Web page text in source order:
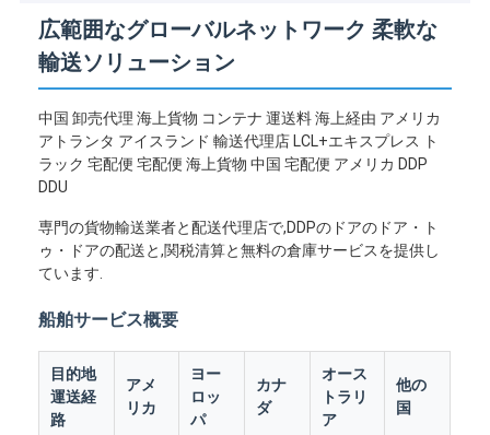
広範囲なグローバルネットワーク 柔軟な
輸送ソリューション
中国 卸売代理 海上貨物 コンテナ 運送料 海上経由 アメリカ
アトランタ アイスランド 輸送代理店 LCL+エキスプレス ト
ラック 宅配便 宅配便 海上貨物 中国 宅配便 アメリカ DDP
DDU
専門の貨物輸送業者と配送代理店で,DDPのドアのドア・ト
ゥ・ドアの配送と,関税清算と無料の倉庫サービスを提供し
ています.
船舶サービス概要
目的地
運送経
路
アメ
リカ
ヨー
ロッ
パ
カナ
ダ
オース
トラリ
ア
他の
国